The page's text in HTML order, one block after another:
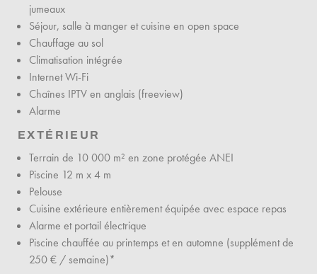
jumeaux
Séjour, salle à manger et cuisine en open space
Chauffage au sol
Climatisation intégrée
Internet Wi-Fi
Chaînes IPTV en anglais (freeview)
Alarme
EXTÉRIEUR
Terrain de 10 000 m² en zone protégée ANEI
Piscine 12 m x 4 m
Pelouse
Cuisine extérieure entièrement équipée avec espace repas
Alarme et portail électrique
Piscine chauffée au printemps et en automne (supplément de
250 € / semaine)*